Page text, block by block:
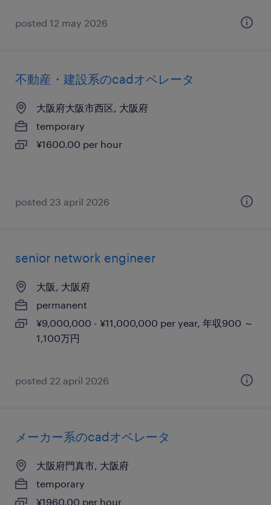
posted 12 may 2026
不動産・建設系のcadオペレータ
大阪府大阪市西区, 大阪府
temporary
¥1600.00 per hour
posted 23 april 2026
senior network engineer
大阪, 大阪府
permanent
¥9,000,000 - ¥11,000,000 per year, 年収900 ～
1,100万円
posted 22 april 2026
メーカー系のcadオペレータ
大阪府門真市, 大阪府
temporary
¥1960.00 per hour